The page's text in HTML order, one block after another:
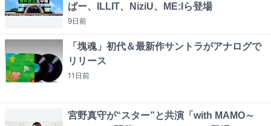
ぱー、ILLIT、NiziU、ME:Iら登場
9日前
「塊魂」初代＆最新作サントラがアナログで
リリース
11日前
宮野真守が“スター”と共演「with MAMO～